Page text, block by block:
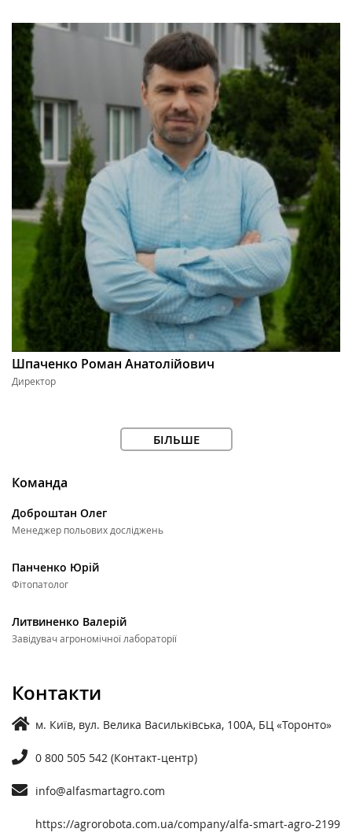
Шпаченко Роман Анатолійович
Директор
БІЛЬШЕ
Команда
Доброштан Олег
Менеджер польових досліджень
Панченко Юрій
Фітопатолог
Литвиненко Валерій
Завідувач агрономічної лабораторії
Контакти
м. Київ, вул. Велика Васильківська, 100А, БЦ «Торонто»
0 800 505 542 (Контакт-центр)
info@alfasmartagro.com
https://agrorobota.com.ua/company/alfa-smart-agro-2199